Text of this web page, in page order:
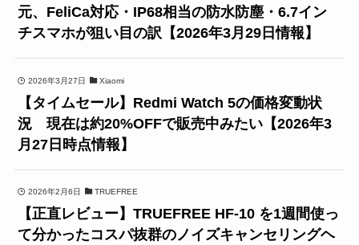
元、FeliCa対応・IP68相当の防水防塵・6.7イン
チスマホが狙い目の訳【2026年3月29日情報】
2026年3月27日 Xiaomi
【タイムセール】Redmi Watch 5の価格変動状
況 現在は約20%OFFで販売中みたい【2026年3
月27日時点情報】
2026年2月6日 TRUEFREE
【正直レビュー】TRUEFREE HF-10 を1週間使っ
て分かったコスパ抜群のノイズキャンセリングヘ